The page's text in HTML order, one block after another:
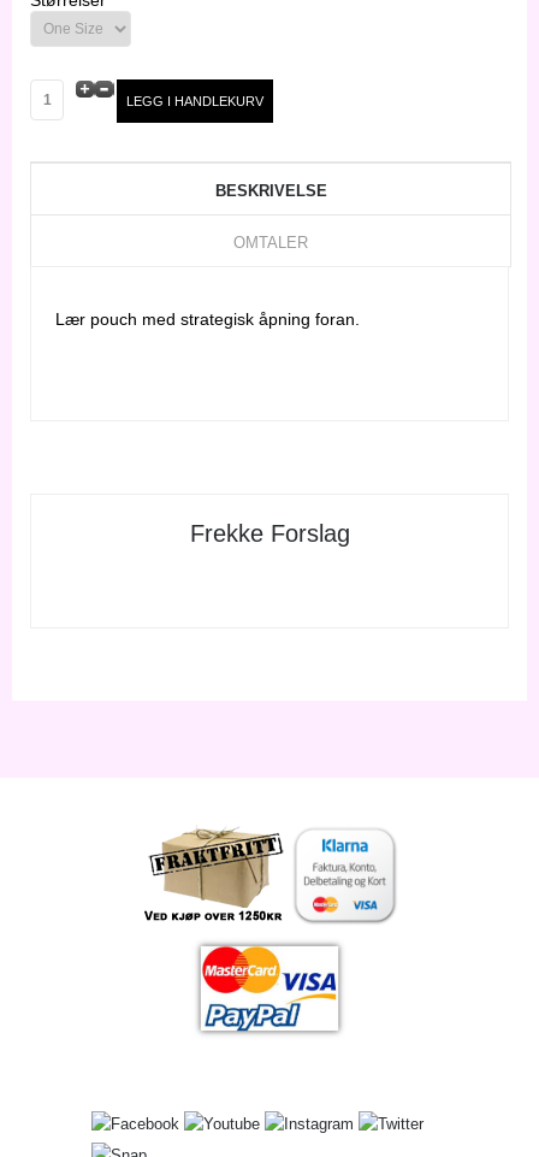
BESKRIVELSE
OMTALER
Lær pouch med strategisk åpning foran.
Frekke Forslag